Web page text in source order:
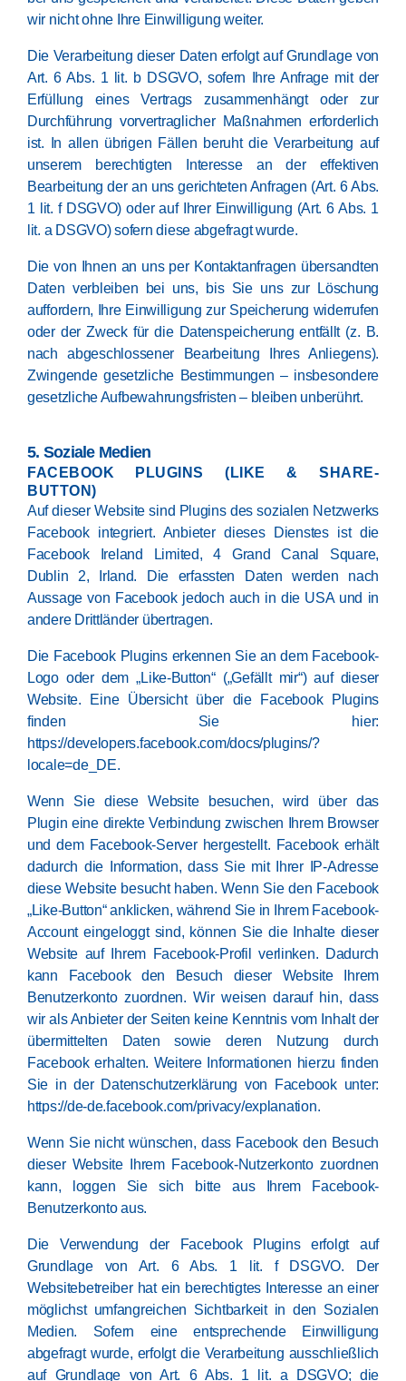
wir nicht ohne Ihre Einwilligung weiter.
Die Verarbeitung dieser Daten erfolgt auf Grundlage von
Art. 6 Abs. 1 lit. b DSGVO, sofern Ihre Anfrage mit der
Erfüllung eines Vertrags zusammenhängt oder zur
Durchführung vorvertraglicher Maßnahmen erforderlich
ist. In allen übrigen Fällen beruht die Verarbeitung auf
unserem berechtigten Interesse an der effektiven
Bearbeitung der an uns gerichteten Anfragen (Art. 6 Abs.
1 lit. f DSGVO) oder auf Ihrer Einwilligung (Art. 6 Abs. 1
lit. a DSGVO) sofern diese abgefragt wurde.
Die von Ihnen an uns per Kontaktanfragen übersandten
Daten verbleiben bei uns, bis Sie uns zur Löschung
auffordern, Ihre Einwilligung zur Speicherung widerrufen
oder der Zweck für die Datenspeicherung entfällt (z. B.
nach abgeschlossener Bearbeitung Ihres Anliegens).
Zwingende gesetzliche Bestimmungen – insbesondere
gesetzliche Aufbewahrungsfristen – bleiben unberührt.
5. Soziale Medien
FACEBOOK PLUGINS (LIKE & SHARE-
BUTTON)
Auf dieser Website sind Plugins des sozialen Netzwerks
Facebook integriert. Anbieter dieses Dienstes ist die
Facebook Ireland Limited, 4 Grand Canal Square,
Dublin 2, Irland. Die erfassten Daten werden nach
Aussage von Facebook jedoch auch in die USA und in
andere Drittländer übertragen.
Die Facebook Plugins erkennen Sie an dem Facebook-
Logo oder dem „Like-Button“ („Gefällt mir“) auf dieser
Website. Eine Übersicht über die Facebook Plugins
finden Sie hier:
https://developers.facebook.com/docs/plugins/?
locale=de_DE.
Wenn Sie diese Website besuchen, wird über das
Plugin eine direkte Verbindung zwischen Ihrem Browser
und dem Facebook-Server hergestellt. Facebook erhält
dadurch die Information, dass Sie mit Ihrer IP-Adresse
diese Website besucht haben. Wenn Sie den Facebook
„Like-Button“ anklicken, während Sie in Ihrem Facebook-
Account eingeloggt sind, können Sie die Inhalte dieser
Website auf Ihrem Facebook-Profil verlinken. Dadurch
kann Facebook den Besuch dieser Website Ihrem
Benutzerkonto zuordnen. Wir weisen darauf hin, dass
wir als Anbieter der Seiten keine Kenntnis vom Inhalt der
übermittelten Daten sowie deren Nutzung durch
Facebook erhalten. Weitere Informationen hierzu finden
Sie in der Datenschutzerklärung von Facebook unter:
https://de-de.facebook.com/privacy/explanation.
Wenn Sie nicht wünschen, dass Facebook den Besuch
dieser Website Ihrem Facebook-Nutzerkonto zuordnen
kann, loggen Sie sich bitte aus Ihrem Facebook-
Benutzerkonto aus.
Die Verwendung der Facebook Plugins erfolgt auf
Grundlage von Art. 6 Abs. 1 lit. f DSGVO. Der
Websitebetreiber hat ein berechtigtes Interesse an einer
möglichst umfangreichen Sichtbarkeit in den Sozialen
Medien. Sofern eine entsprechende Einwilligung
abgefragt wurde, erfolgt die Verarbeitung ausschließlich
auf Grundlage von Art. 6 Abs. 1 lit. a DSGVO; die